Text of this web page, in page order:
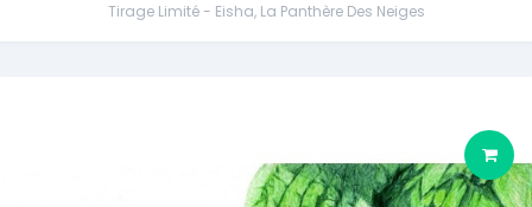
Tirage Limité - Eisha, La Panthère Des Neiges